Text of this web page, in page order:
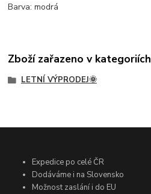
Barva: modrá
Zboží zařazeno v kategoriích
LETNÍ VÝPRODEJ🌞
Expedice po celé ČR
Dodáváme i na Slovensko
Možnost zaslání i do EU